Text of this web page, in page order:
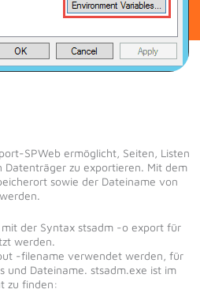
SPWeb ermöglicht, Seiten, Listen
Datenträger zu exportieren. Mit dem
sowie der Dateiname von
mit der Syntax stsadm -o export für
werden.
-filename verwendet werden, für
und Dateiname. stsadm.exe ist im
zu finden: